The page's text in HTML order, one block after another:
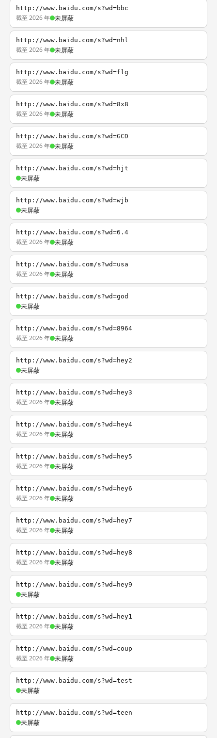
http://www.baidu.com/s?wd=bbc
截至 2026 年 未屏蔽
http://www.baidu.com/s?wd=nhl
截至 2026 年 未屏蔽
http://www.baidu.com/s?wd=flg
截至 2026 年 未屏蔽
http://www.baidu.com/s?wd=8x8
截至 2026 年 未屏蔽
http://www.baidu.com/s?wd=GCD
截至 2026 年 未屏蔽
http://www.baidu.com/s?wd=hjt
未屏蔽
http://www.baidu.com/s?wd=wjb
未屏蔽
http://www.baidu.com/s?wd=6.4
截至 2026 年 未屏蔽
http://www.baidu.com/s?wd=usa
截至 2026 年 未屏蔽
http://www.baidu.com/s?wd=god
未屏蔽
http://www.baidu.com/s?wd=8964
截至 2026 年 未屏蔽
http://www.baidu.com/s?wd=hey2
未屏蔽
http://www.baidu.com/s?wd=hey3
截至 2026 年 未屏蔽
http://www.baidu.com/s?wd=hey4
截至 2026 年 未屏蔽
http://www.baidu.com/s?wd=hey5
截至 2026 年 未屏蔽
http://www.baidu.com/s?wd=hey6
截至 2026 年 未屏蔽
http://www.baidu.com/s?wd=hey7
截至 2026 年 未屏蔽
http://www.baidu.com/s?wd=hey8
截至 2026 年 未屏蔽
http://www.baidu.com/s?wd=hey9
未屏蔽
http://www.baidu.com/s?wd=hey1
截至 2026 年 未屏蔽
http://www.baidu.com/s?wd=coup
截至 2026 年 未屏蔽
http://www.baidu.com/s?wd=test
未屏蔽
http://www.baidu.com/s?wd=teen
未屏蔽